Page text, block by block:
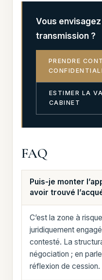
Vous
transmission ?
PRENDRE
ESTIMER LA
CABINET
FAQ
Puis-je monter
avoir trouvé
C’est la zone à
juridiquement
contesté. La
négociation ; en
réflexion de cession.